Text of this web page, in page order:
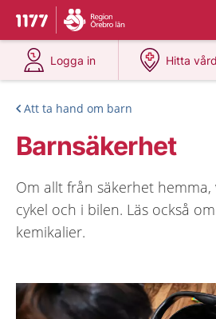
Till startsidan för 1177
Du har valt region
Logga in
på 1177.se
Hitta vård
på
Att ta hand om barn
Barnsäkerhet
Om allt från säkerhet
cykel och i bilen. Läs också
kemikalier.